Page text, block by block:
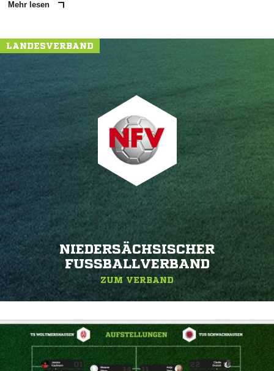
Mehr lesen
LANDESVERBAND
NIEDERSÄCHSISCHER
FUSSBALLVERBAND
ZUM VERBAND